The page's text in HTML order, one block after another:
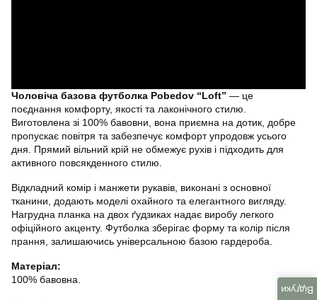
Чоловіча базова футболка Pobedov “Loft” — це
поєднання комфорту, якості та лаконічного стилю.
Виготовлена зі 100% бавовни, вона приємна на дотик, добре
пропускає повітря та забезпечує комфорт упродовж усього
дня. Прямий вільний крій не обмежує рухів і підходить для
активного повсякденного стилю.
Відкладний комір і манжети рукавів, виконані з основної
тканини, додають моделі охайного та елегантного вигляду.
Нагрудна планка на двох ґудзиках надає виробу легкого
офіційного акценту. Футболка зберігає форму та колір після
прання, залишаючись універсальною базою гардероба.
Матеріал:
100% бавовна.
Відгуки